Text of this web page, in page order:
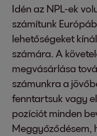
Idén az NPL-ek
számítunk
lehetőségeket
számára. A
megvásárlása
számunkra a
fenntartsuk vagy
pozíciót minden
Meggyőződésem,